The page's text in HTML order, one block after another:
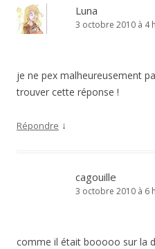
Luna
3 octobre 2010 à 4
je ne pex malheureusement
trouver cette réponse !
Répondre ↓
cagouille
3 octobre 2010 à 6
comme il était booooo sur la